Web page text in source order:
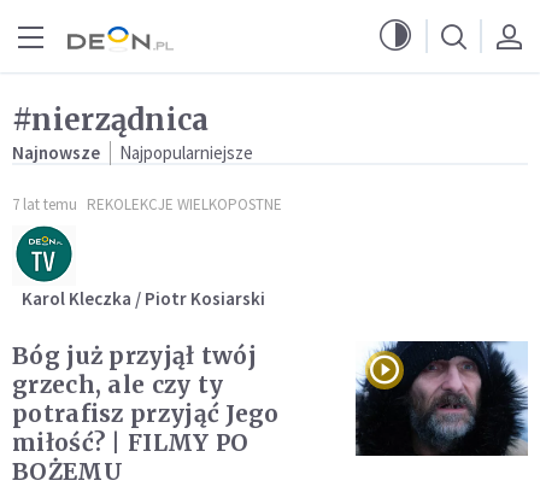
#nierządnica
Najnowsze Najpopularniejsze
7 lat temu REKOLEKCJE WIELKOPOSTNE
Karol Kleczka / Piotr Kosiarski
Bóg już przyjął twój
grzech, ale czy ty
potrafisz przyjąć Jego
miłość? | FILMY PO
BOŻEMU